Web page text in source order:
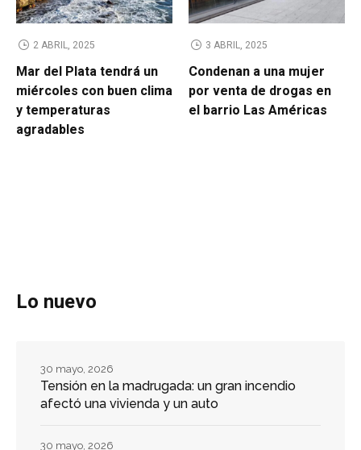
2 ABRIL, 2025
Mar del Plata tendrá un
miércoles con buen clima
y temperaturas
agradables
3 ABRIL, 2025
Condenan a una mujer
por venta de drogas en
el barrio Las Américas
Lo nuevo
Tensión en la madrugada: un gran incendio
afectó una vivienda y un auto
30 mayo, 2026
30 mayo, 2026